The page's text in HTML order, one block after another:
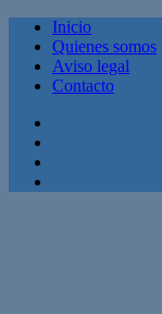
Inicio
Quienes somos
Aviso legal
Contacto